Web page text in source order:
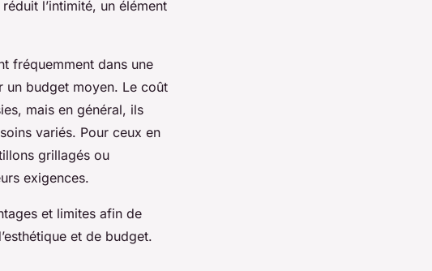
l’intimité, un élément
fréquemment dans une
un budget moyen. Le coût
mais en général, ils
variés. Pour ceux en
grillagés ou
exigences.
et limites afin de
et de budget.